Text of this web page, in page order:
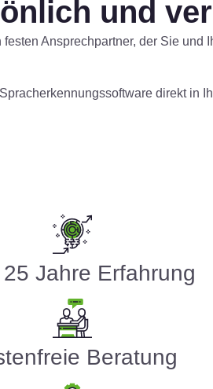
und
Ansprechpartner, der Sie und
direkt in
Jahre Erfahrung
Beratung